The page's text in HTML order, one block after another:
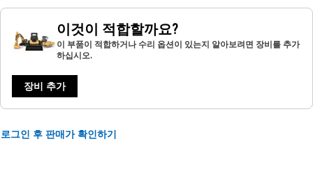
이것이 적합할까요?
이 부품이 적합하거나 수리 옵션이 있는지 알아보려면 장비를 추가
하십시오.
장비 추가
로그인 후 판매가 확인하기